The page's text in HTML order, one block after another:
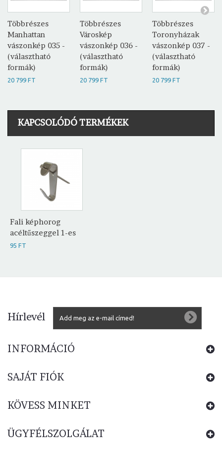
Többrészes
Manhattan
vászonkép 035 -
(választható
formák)
20 799 FT
Többrészes
Városkép
vászonkép 036 -
(választható
formák)
20 799 FT
Többrészes
Toronyházak
vászonkép 037 -
(választható
formák)
20 799 FT
KAPCSOLÓDÓ TERMÉKEK
Fali képhorog
acéltűszeggel 1-es
95 FT
Hírlevél
INFORMÁCIÓ
SAJÁT FIÓK
KÖVESS MINKET
ÜGYFÉLSZOLGÁLAT